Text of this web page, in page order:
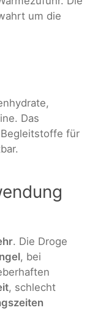
um die
Das
für
. Die Droge
, bei
, schlecht